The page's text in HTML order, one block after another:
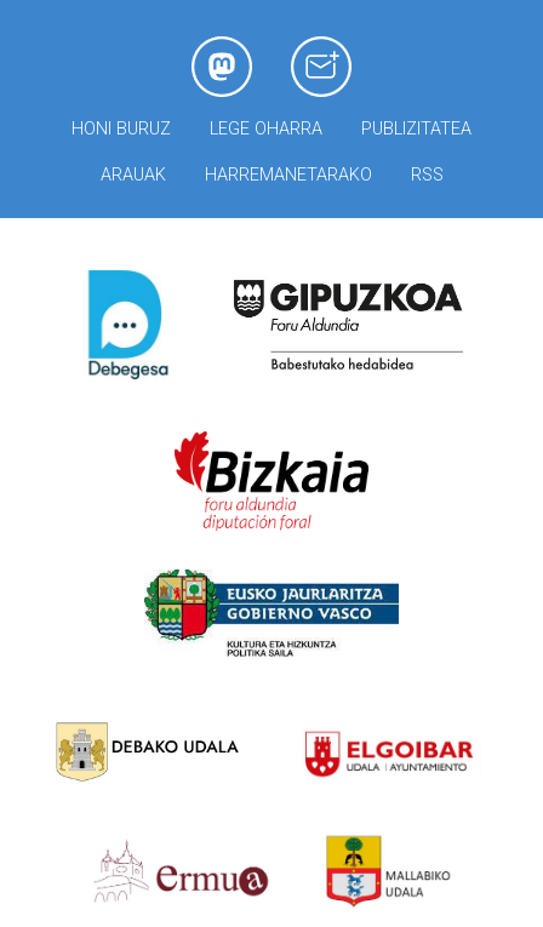
HONI BURUZ LEGE OHARRA PUBLIZITATEA
ARAUAK HARREMANETARAKO RSS